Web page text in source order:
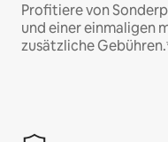
Profitiere von
und einer einmaligen
zusätzliche